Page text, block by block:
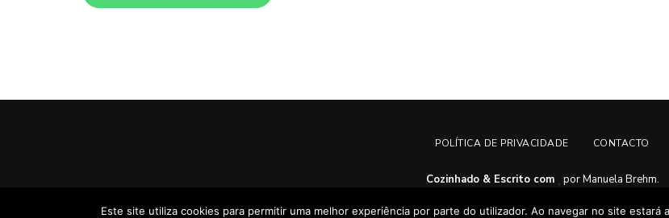
POLÍTICA DE PRIVACIDADE CONTACTO
Cozinhado & Escrito com
por Manuela Brehm.
Este site utiliza cookies para permitir uma melhor experiência por parte do utilizador. Ao navegar no site estará